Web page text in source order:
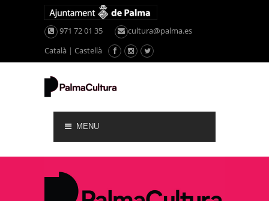
971 72 01 35
cultura@palma.es
Català | Castellà
MENU